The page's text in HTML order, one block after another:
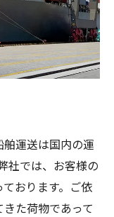
運送は国内の運
社では、お客様の
おります。ご依
た荷物であって